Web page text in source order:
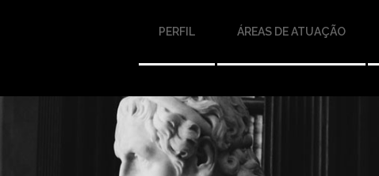
PERFIL ÁREAS DE ATUAÇÃO